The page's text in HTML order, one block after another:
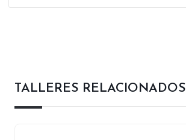
TALLERES RELACIONADOS